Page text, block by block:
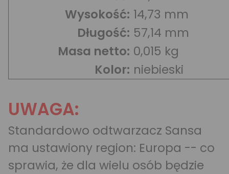
Wysokość: 14,73 mm
Długość: 57,14 mm
Masa netto: 0,015 kg
Kolor: niebieski
UWAGA:
Standardowo odtwarzacz Sansa
ma ustawiony region: Europa -- co
sprawia, że dla wielu osób będzie